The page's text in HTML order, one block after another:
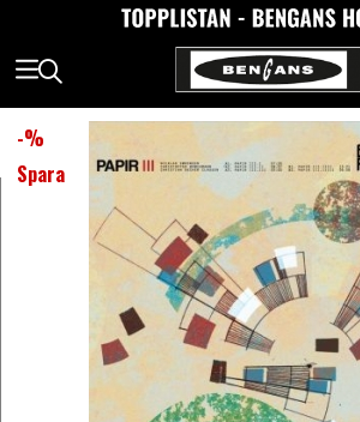
-%
Spara